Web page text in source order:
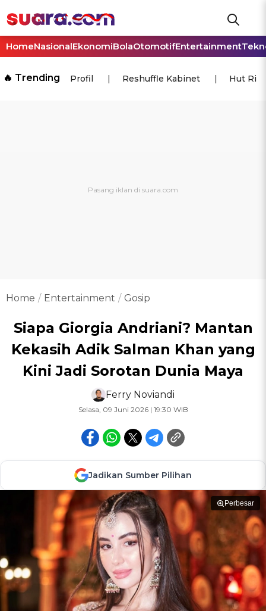
HomeNasionalEkonomiBolaOtomotifEntertainment
🔥 Trending Profil Reshuffle Kabinet Hut Ri
Home Entertainment Gosip
Siapa Giorgia Andriani? Mantan
Kekasih Adik Salman Khan yang
Kini Jadi Sorotan Dunia Maya
Ferry Noviandi
Selasa, 09 Juni 2026 | 19:30 WIB
Jadikan Sumber Pilihan
Perbesar